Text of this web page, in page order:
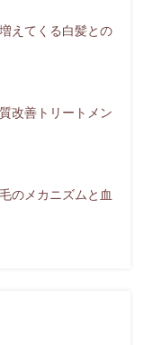
えてくる白髪との
改善トリートメン
のメカニズムと血